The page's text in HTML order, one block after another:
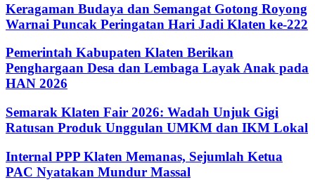
Keragaman Budaya dan Semangat Gotong Royong
Warnai Puncak Peringatan Hari Jadi Klaten ke-222
Pemerintah Kabupaten Klaten Berikan
Penghargaan Desa dan Lembaga Layak Anak pada
HAN 2026
Semarak Klaten Fair 2026: Wadah Unjuk Gigi
Ratusan Produk Unggulan UMKM dan IKM Lokal
Internal PPP Klaten Memanas, Sejumlah Ketua
PAC Nyatakan Mundur Massal